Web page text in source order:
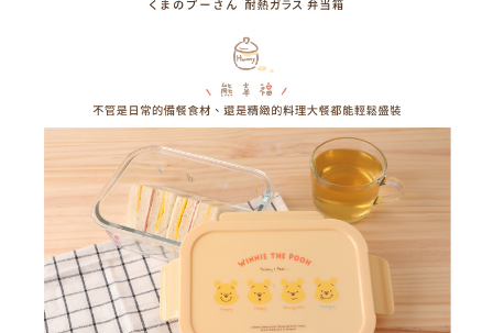
權轉讓予恩沛科技股份有限公司。
３．未成年的使用者請事先徵得法定代理人或監護人之同意方可使用
「AFTEE先享後付」，若未經同意申辦者引起之損失，本公司不負相關責
４．使用「AFTEE先享後付」時，將依據個別帳號之用戶狀況，依本公司即
時審查核予不同之上限額度；若仍有額度不足之情形，本公司將視審查結果
請求用戶進行身份認證。
５．嚴禁一人註冊多個帳號或使用他人資訊註冊。若發現惡意使用之情形，
恩沛科技股份有限公司將有權停止該用戶之使用額度並採取法律行動。